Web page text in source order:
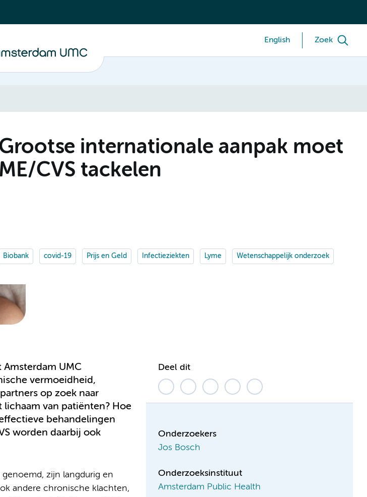
English Zoek
internationale aanpak moet
ME/CVS tackelen
Biobank covid-19 Prijs en Geld Infectieziekten Lyme Wetenschappelijk onderzoek
UMC
vermoeidheid,
op zoek naar
van patiënten? Hoe
behandelingen
worden daarbij ook
zijn langdurig en
andere chronische klachten,
Deel dit
Onderzoekers
Jos Bosch
Onderzoeksinstituut
Amsterdam Public Health